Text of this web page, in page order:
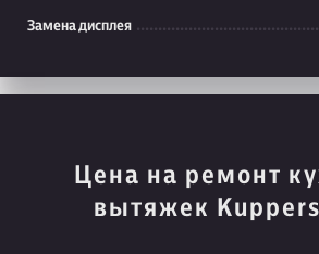
Замена дисплея
Цена на ремонт
вытяжек